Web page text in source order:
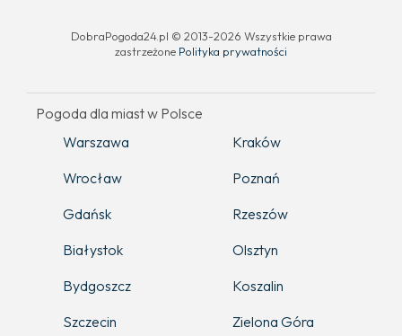
DobraPogoda24.pl © 2013-2026 Wszystkie prawa
zastrzeżone Polityka prywatności
Pogoda dla miast w Polsce
Warszawa
Kraków
Wrocław
Poznań
Gdańsk
Rzeszów
Białystok
Olsztyn
Bydgoszcz
Koszalin
Szczecin
Zielona Góra